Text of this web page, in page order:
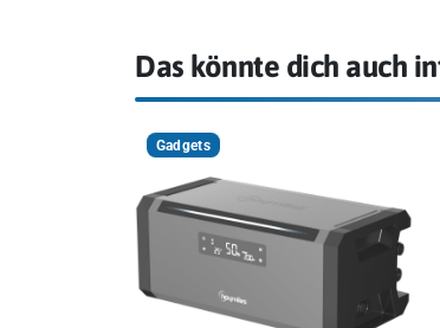
Das könnte dich auch
Gadgets